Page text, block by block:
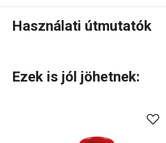
Használati útmutatók
Használati útmutató és
Ezek is jól jöhetnek: